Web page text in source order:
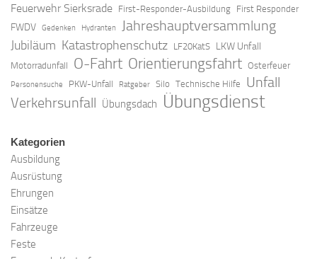
Feuerwehr Sierksrade First-Responder-Ausbildung First Responder
FWDV Gedenken Hydranten Jahreshauptversammlung
Jubiläum Katastrophenschutz LF20KatS LKW Unfall
Motorradunfall O-Fahrt Orientierungsfahrt Osterfeuer
Personensuche PKW-Unfall Ratgeber Silo Technische Hilfe Unfall
Verkehrsunfall Übungsdach Übungsdienst
Kategorien
Ausbildung
Ausrüstung
Ehrungen
Einsätze
Fahrzeuge
Feste